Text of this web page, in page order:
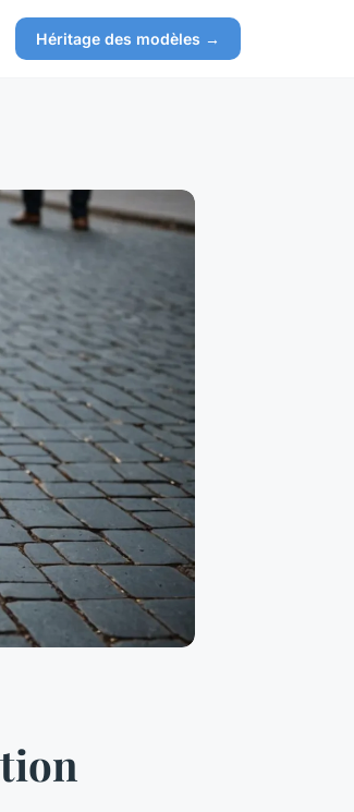
Héritage des modèles →